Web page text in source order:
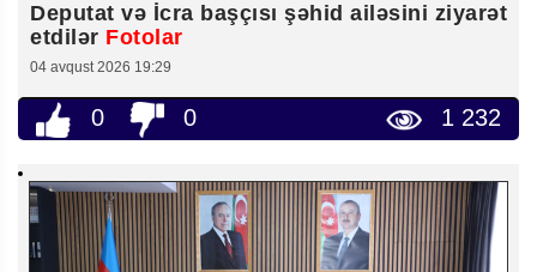
Deputat və İcra başçısı şəhid ailəsini ziyarət
etdilər Fotolar
04 avqust 2026 19:29
0 0 1 232